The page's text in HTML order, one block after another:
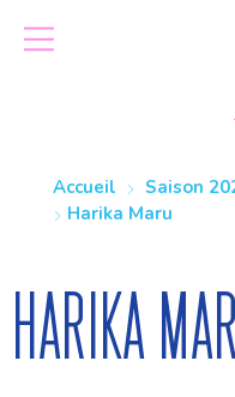
Accueil
Saison
Harika Maru
Harika